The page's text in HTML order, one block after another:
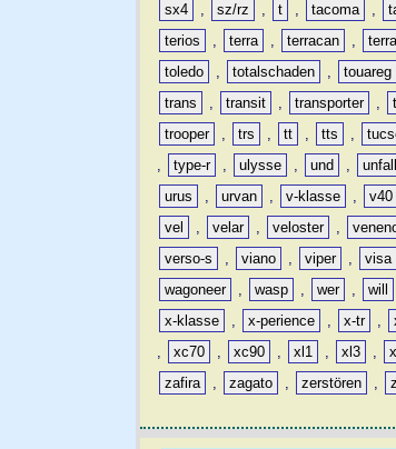
sx4
, sz/rz , t , tacoma ,
terios
, terra , terracan ,
toledo
, totalschaden , touareg
trans
, transit , transporter ,
trooper
, trs , tt , tts ,
,
type-r , ulysse , und ,
urus
, urvan , v-klasse , v40
vel
, velar , veloster ,
verso-s
, viano , viper , visa
wagoneer
, wasp , wer , will
x-klasse
, x-perience , x-tr ,
,
xc70 , xc90 , xl1 , xl3 ,
zafira
, zagato , zerstören ,